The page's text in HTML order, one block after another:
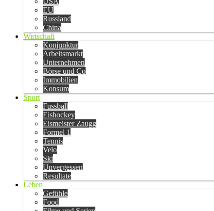
EU
Russland
China
Wirtschaft
Konjunktur
Arbeitsmarkt
Unternehmen
Börse und Co
Immobilien
Konsum
Sport
Fussball
Eishockey
Eismeister Zaugg
Formel 1
Tennis
Velo
Ski
Unvergessen
Resultate
Leben
Gefühle
Food